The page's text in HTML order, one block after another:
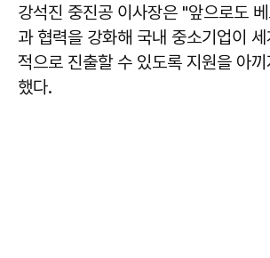
강석진 중진공 이사장은 "앞으로도
과 협력을 강화해 국내 중소기업이
적으로 진출할 수 있도록 지원을 아
했다.